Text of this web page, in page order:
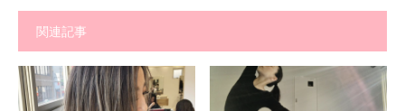
関連記事